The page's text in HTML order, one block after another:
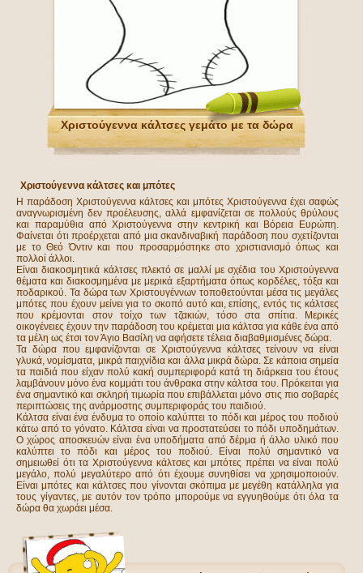
Χριστούγεννα κάλτσες γεμάτο με τα δώρα
Χριστούγεννα κάλτσες και μπότες
Η παράδοση Χριστούγεννα κάλτσες και μπότες Χριστούγεννα έχει σαφώς
αναγνωρισμένη δεν προέλευσης, αλλά εμφανίζεται σε πολλούς θρύλους
και παραμύθια από Χριστούγεννα στην κεντρική και Βόρεια Ευρώπη.
Φαίνεται ότι προέρχεται από μια σκανδιναβική παράδοση που σχετίζονται
με το Θεό Όντιν και που προσαρμόστηκε στο χριστιανισμό όπως και
πολλοί άλλοι.
Είναι διακοσμητικά κάλτσες πλεκτό σε μαλλί με σχέδια του Χριστούγεννα
θέματα και διακοσμημένα με μερικά εξαρτήματα όπως κορδέλες, τόξα και
ποδαρικού. Τα δώρα των Χριστουγέννων τοποθετούνται μέσα τις μεγάλες
μπότες που έχουν μείνει για το σκοπό αυτό και, επίσης, εντός τις κάλτσες
που κρέμονται στον τοίχο των τζακιών, τόσο στα σπίτια. Μερικές
οικογένειες έχουν την παράδοση του κρέμεται μια κάλτσα για κάθε ένα από
τα μέλη ως έτσι τον Άγιο Βασίλη να αφήσετε τέλεια διαβαθμισμένες δώρα.
Τα δώρα που εμφανίζονται σε Χριστούγεννα κάλτσες τείνουν να είναι
γλυκά, νομίσματα, μικρά παιχνίδια και άλλα μικρά δώρα. Σε κάποια σημεία
τα παιδιά που είχαν πολύ κακή συμπεριφορά κατά τη διάρκεια του έτους
λαμβάνουν μόνο ένα κομμάτι του άνθρακα στην κάλτσα του. Πρόκειται για
ένα σημαντικό και σκληρή τιμωρία που επιβάλλεται μόνο στις πιο σοβαρές
περιπτώσεις της ανάρμοστης συμπεριφοράς του παιδιού.
Κάλτσα είναι ένα ένδυμα το οποίο καλύπτει το πόδι και μέρος του ποδιού
κάτω από το γόνατο. Κάλτσα είναι να προστατεύσει το πόδι υποδημάτων.
Ο χώρος αποσκευών είναι ένα υποδήματα από δέρμα ή άλλο υλικό που
καλύπτει το πόδι και μέρος του ποδιού. Είναι πολύ σημαντικό να
σημειωθεί ότι τα Χριστούγεννα κάλτσες και μπότες πρέπει να είναι πολύ
μεγάλο, πολύ μεγαλύτερο από ότι έχουμε συνηθίσει να χρησιμοποιούν.
Είναι μπότες και κάλτσες που γίνονται σκόπιμα με μεγέθη κατάλληλα για
τους γίγαντες, με αυτόν τον τρόπο μπορούμε να εγγυηθούμε ότι όλα τα
δώρα θα χωράει μέσα.